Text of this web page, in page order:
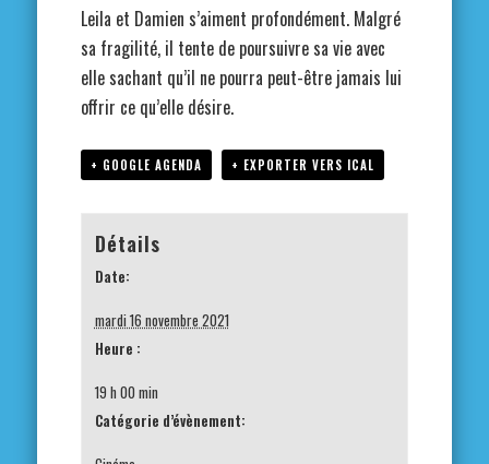
Leila et Damien s’aiment profondément. Malgré
sa fragilité, il tente de poursuivre sa vie avec
elle sachant qu’il ne pourra peut-être jamais lui
offrir ce qu’elle désire.
+ GOOGLE AGENDA + EXPORTER VERS ICAL
Détails
Date:
mardi 16 novembre 2021
Heure :
19 h 00 min
Catégorie d’évènement: